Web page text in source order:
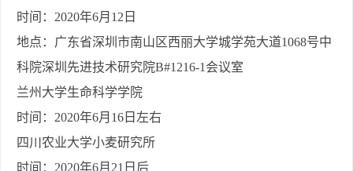
时间： 2020年6月 12 日
地点：广东省深圳市南山区西丽大学城学苑大道1068号中
科院深圳先进技术研究院B#1216-1 会议室
兰州大学生命科学学院
时间： 2020年6月 16 日左右
四川农业大学小麦研究所
时间： 2020年6月 21 日后